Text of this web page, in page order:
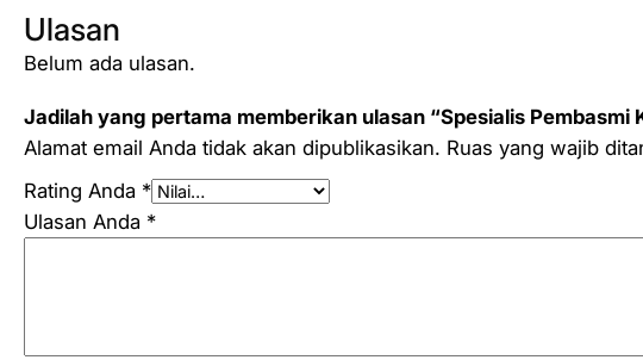
g
p
Ulasan
Belum ada ulasan.
Jadilah yang pertama memberikan ulasan “Spesialis
Alamat email Anda tidak akan dipublikasikan. Ruas yang wajib
Rating Anda *
Ulasan Anda *